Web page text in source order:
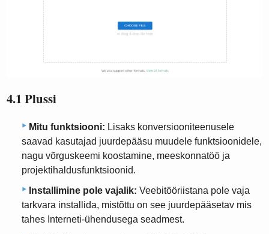
4.1 Plussi
Mitu funktsiooni: Lisaks konversiooniteenusele
saavad kasutajad juurdepääsu muudele funktsioonidele,
nagu võrguskeemi koostamine, meeskonnatöö ja
projektihaldusfunktsioonid.
Installimine pole vajalik: Veebitööriistana pole vaja
tarkvara installida, mistõttu on see juurdepääsetav mis
tahes Interneti-ühendusega seadmest.